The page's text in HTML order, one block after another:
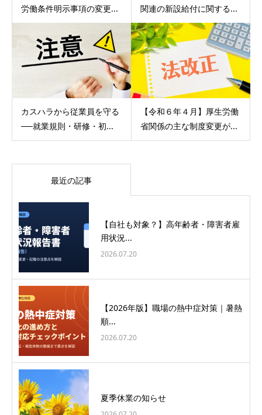
労働条件明示事項の変更...
関連の新設給付に関する...
カスハラから従業員を守る
──就業規則・研修・初...
【令和６年４月】厚生労働
省関係の主な制度変更が...
最近の記事
【自社も対象？】高年齢者・障害者雇
用状況...
2026.07.20
【2026年版】職場の熱中症対策｜暑熱
順...
2026.07.20
夏季休業の知らせ